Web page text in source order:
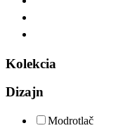
Kolekcia
Dizajn
Modrotlač